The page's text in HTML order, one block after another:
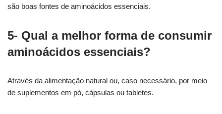
são boas fontes de aminoácidos essenciais.
5- Qual a melhor forma de consumir
aminoácidos essenciais?
Através da alimentação natural ou, caso necessário, por meio
de suplementos em pó, cápsulas ou tabletes.